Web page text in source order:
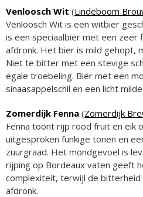
Venloosch Wit (Lindeboom
Venloosch Wit is een witbier
is een speciaalbier met een zeer
afdronk. Het bier is mild gehopt,
Niet te bitter met een stevige
egale troebeling. Bier met een
sinaasappelschil en een licht
Zomerdijk Fenna (Zomerdijk
Fenna toont rijp rood fruit en eik
uitgesproken funkige tonen en
zuurgraad. Het mondgevoel is
rijping op Bordeaux vaten geeft
complexiteit, terwijl de bitterheid
afdronk.